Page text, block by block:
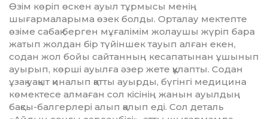
Өзім көріп өскен ауыл тұрмысы ме­нің
шығармаларыма өзек болды. Орталау мектепте
өзіме сабақ берген мұғалімім жолаушы жүріп бара
жатып жолдан бір түйіншек тауып алған екен,
содан жол бойы сай­тан­ның кесапатынан ұшынып
ауы­рып, көрші ауылға әзер жете құ­­лап­­ты. Содан
ұзақ уақыт қи­налып қат­ты ауырды, бүгінгі медицина
кө­мектесе алмаған сол кісінің жанын ауылдың
бақсы-балгерлері алып қалып еді. Сол деталь